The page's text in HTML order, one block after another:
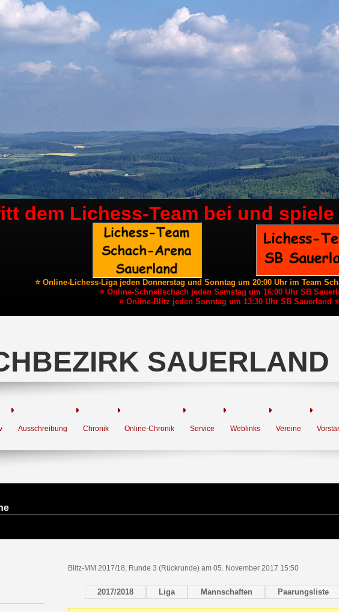
dem Lichess-Team bei und
⭐ Online-Lichess-Liga jeden Donnerstag und Sonntag um 20:00 Uhr im Team
⭐ Online-Schnellschach jeden Samstag um 16:00 Uhr SB
⭐ Online-Blitz jeden Sonntag um 13:30 Uhr SB Sauerland ⭐
SAUERLAND
Ausschreibung Chronik Online-Chronik Service Weblinks Vereine
Blitz-MM 2017/18, Runde 3 (Rückrunde) am 05. November 2017 15:50
2017/2018 Liga Mannschaften Paarungsliste